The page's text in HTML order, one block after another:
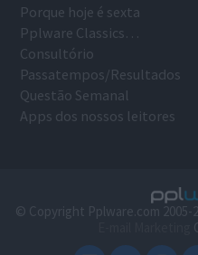
Porque hoje é sexta
Pplware Classics…
Consultório
Passatempos/Resultados
Questão Semanal
Apps dos nossos leitores
© Copyright Pplware.com 2005-